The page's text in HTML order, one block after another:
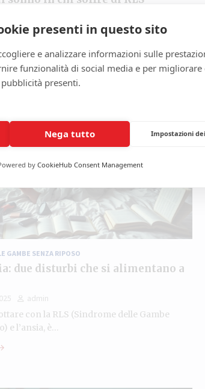
delle gambe senza riposo (RLS), ti
GAMBE SENZA RIPOSO
due disturbi che si alimentano a
admin
con la RLS (Sindrome delle Gambe
e l’ansia, è…
presenti in questo sito
e analizzare informazioni sulle
funzionalità di social media e per migliorare
presenti.
Nega tutto Impostazioni
byCookieHub Consent Management